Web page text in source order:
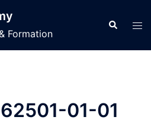
Formation
01-01